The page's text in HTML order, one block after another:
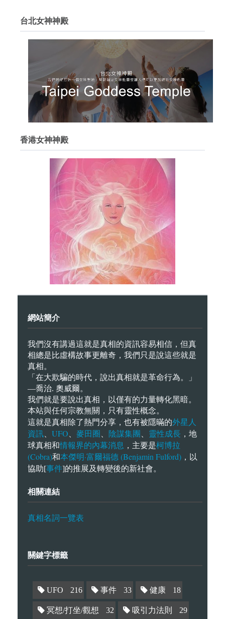
台北女神神殿
香港女神神殿
網站簡介
我們沒有講過這就是真相的資訊容易相信，但真
相總是比虛構故事更離奇，我們只是說這些就是
真相。
「在大欺騙的時代，說出真相就是革命行為。」
—喬治. 奧威爾。
我們就是要說出真相，以僅有的力量轉化黑暗。
本站與任何宗教無關，只有靈性概念。
這就是真相除了熱門分享，也有被隱暪的外星人
資訊
UFO 麥田圈 陰謀集團 靈性成長 ，地
球真相和情報界的內幕消息 ，主要是柯博拉
(Cobra)和本傑明·富爾福德 (Benjamin Fulford) ，以
協助[事件]的推展及轉變後的新社會。
相關連結
真相名詞一覽表
關鍵字標籤
UFO 216 事件 33 健康 18
冥想/打坐/觀想 32 吸引力法則 29